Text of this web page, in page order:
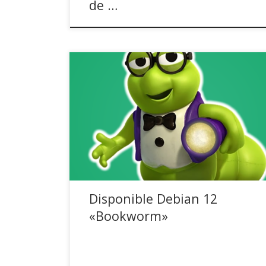
de …
Este fin de semana ha sido muy especial para
toda la gente que llevamos a Debian GNU/Linux
en nuestras venas. El sábado día 10, Debian 12
«Bookworm» ha visto la luz tras 1 año y 9
meses de intenso desarrollo. Viene con un
montón de novedades que a continuación os
[…]
Disponible Debian 12
«Bookworm»